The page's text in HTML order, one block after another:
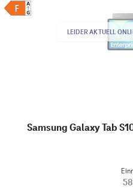
LEIDER AKTUELL
Samsung Galaxy Tab